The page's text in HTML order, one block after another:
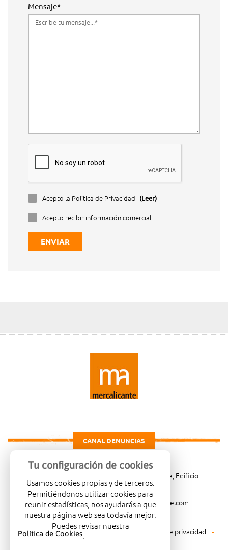
Mensaje*
Acepto la Política de Privacidad (Leer)
Acepto recibir información comercial
ENVIAR
CANAL DENUNCIAS
Carretera de Madrid Km. 4, 03114 Alicante, Edificio
Administrativo, planta 3ª
966081001
merca@mercalicante.com
Aviso legal Política de cookies
Política de privacidad
Política medioambiental
Tu configuración de cookies
Usamos cookies propias y de terceros.
Permitiéndonos utilizar cookies para
reunir estadísticas, nos ayudarás a que
nuestra página web sea todavía mejor.
Puedes revisar nuestra
Política de Cookies.